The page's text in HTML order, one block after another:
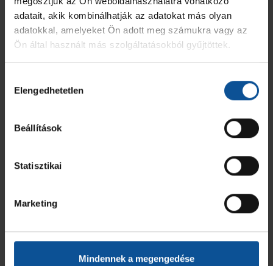
adatait, akik kombinálhatják az adatokat más olyan
adatokkal, amelyeket Ön adott meg számukra vagy az
Ön által használt más szolgáltatásokból gyűjtöttek.
kiválasztása
Elengedhetetlen
Beállítások
Statisztikai
Marketing
Mindennek a megengedése